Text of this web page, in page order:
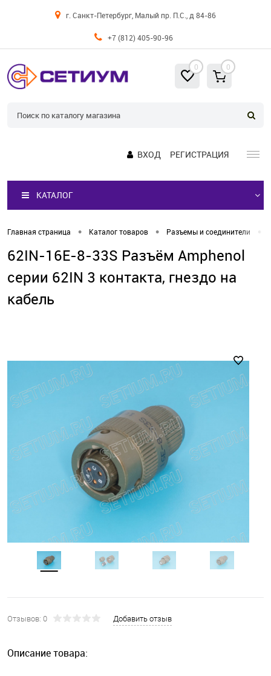
г. Санкт-Петербург, Малый пр. П.С., д 84-86
+7 (812) 405-90-96
0 0
ВХОД РЕГИСТРАЦИЯ
КАТАЛОГ
Главная страница • Каталог товаров • Разъемы и соединители
62IN-16E-8-33S Разъём Amphenol
серии 62IN 3 контакта, гнездо на
кабель
Отзывов: 0 Добавить отзыв
Описание товара: